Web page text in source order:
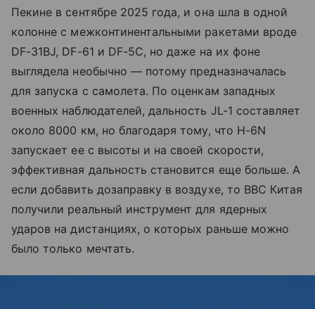
Пекине в сентябре 2025 года, и она шла в одной
колонне с межконтинентальными ракетами вроде
DF-31BJ, DF-61 и DF-5C, но даже на их фоне
выглядела необычно — потому предназначалась
для запуска с самолета. По оценкам западных
военных наблюдателей, дальность JL-1 составляет
около 8000 км, но благодаря тому, что H-6N
запускает ее с высоты и на своей скорости,
эффективная дальность становится еще больше. А
если добавить дозаправку в воздухе, то ВВС Китая
получили реальный инструмент для ядерных
ударов на дистанциях, о которых раньше можно
было только мечтать.